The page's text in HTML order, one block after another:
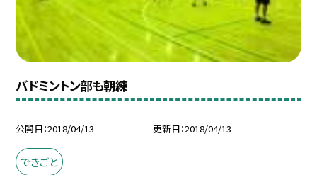
バドミントン部も朝練
公開日 2018/04/13 更新日 2018/04/13
できごと